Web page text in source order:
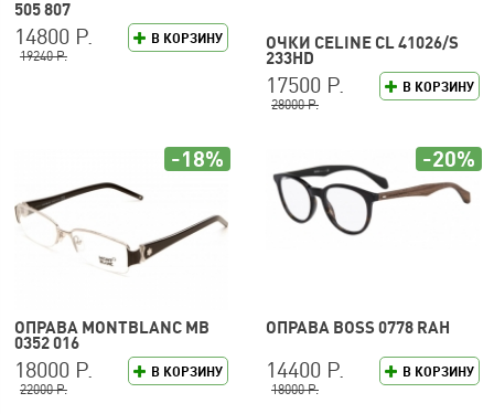
505 807
В КОРЗИНУ
14800 Р.
19240 Р.
ОЧКИ CELINE CL 41026/S
233HD
В КОРЗИНУ
17500 Р.
28000 Р.
ОПРАВА MONTBLANC MB
0352 016
В КОРЗИНУ
18000 Р.
22000 Р.
-18%
ОПРАВА BOSS 0778 RAH
В КОРЗИНУ
14400 Р.
18000 Р.
-20%